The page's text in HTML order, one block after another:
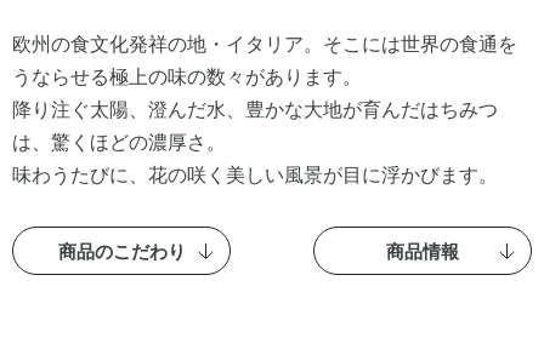
欧州の食文化発祥の地・イタリア。そこには世界の食通を
うならせる極上の味の数々があります。
降り注ぐ太陽、澄んだ水、豊かな大地が育んだはちみつ
は、驚くほどの濃厚さ。
味わうたびに、花の咲く美しい風景が目に浮かびます。
商品のこだわり 商品情報